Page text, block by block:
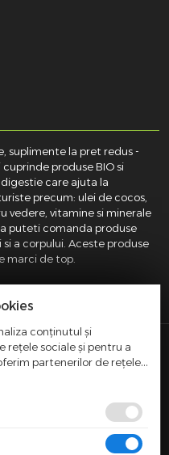
suplimente la pret redus -
produse BIO si
care ajuta la
precum: ulei de cocos,
vedere, vitamine si minerale
puteti comanda produse
a corpului. Aceste produse
marci de top.
Comertului:
Adresa: Str.
POLITICA COOKIES
conținutul și
rețele sociale și pentru a
partenerilor de rețele
informații cu privire la
Aceștia le pot combina cu
în urma folosirii